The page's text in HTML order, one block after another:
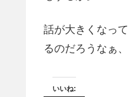
話が大きくなっ
るのだろうなぁ
いいね: